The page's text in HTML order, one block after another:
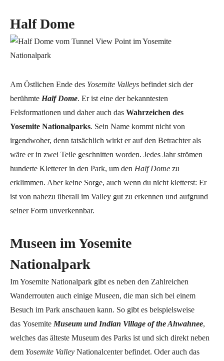
Half Dome
Am Östlichen Ende des Yosemite Valleys befindet sich der
berühmte Half Dome. Er ist eine der bekanntesten
Felsformationen und daher auch das Wahrzeichen des
Yosemite Nationalparks. Sein Name kommt nicht von
irgendwoher, denn tatsächlich wirkt er auf den Betrachter als
wäre er in zwei Teile geschnitten worden. Jedes Jahr strömen
hunderte Kletterer in den Park, um den Half Dome zu
erklimmen. Aber keine Sorge, auch wenn du nicht kletterst: Er
ist von nahezu überall im Valley gut zu erkennen und aufgrund
seiner Form unverkennbar.
Museen im Yosemite
Nationalpark
Im Yosemite Nationalpark gibt es neben den Zahlreichen
Wanderrouten auch einige Museen, die man sich bei einem
Besuch im Park anschauen kann. So gibt es beispielsweise
das Yosemite Museum und Indian Village of the Ahwahnee,
welches das älteste Museum des Parks ist und sich direkt neben
dem Yosemite Valley Nationalcenter befindet. Oder auch das